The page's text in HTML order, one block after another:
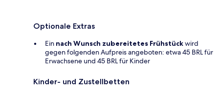
Optionale Extras
Ein nach Wunsch zubereitetes Frühstückwird
gegen folgenden Aufpreis angeboten: etwa 45 BRL für
Erwachsene und 45 BRL für Kinder
Kinder- und Zustellbetten